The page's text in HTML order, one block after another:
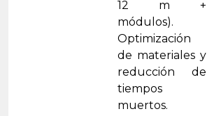
12 m +
módulos).
Optimización
de materiales y
reducción de
tiempos
muertos.